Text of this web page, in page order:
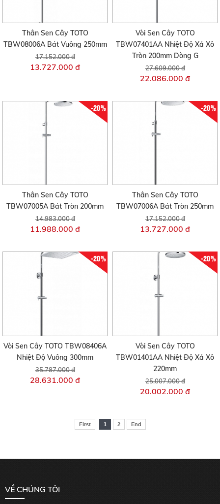
Thân Sen Cây TOTO
TBW08006A Bát Vuông 250mm
17.152.000 đ
13.727.000 đ
Vòi Sen Cây TOTO
TBW07401AA Nhiệt Độ Xả Xô
Tròn 200mm Dòng G
27.609.000 đ
22.086.000 đ
-20%
Thân Sen Cây TOTO
TBW07005A Bát Tròn 200mm
14.983.000 đ
11.988.000 đ
-20%
Thân Sen Cây TOTO
TBW07006A Bát Tròn 250mm
17.152.000 đ
13.727.000 đ
-20%
Vòi Sen Cây TOTO TBW08406A
Nhiệt Độ Vuông 300mm
35.787.000 đ
28.631.000 đ
-20%
Vòi Sen Cây TOTO
TBW01401AA Nhiệt Độ Xả Xô
220mm
25.007.000 đ
20.002.000 đ
First 1 2 End
VỀ CHÚNG TÔI